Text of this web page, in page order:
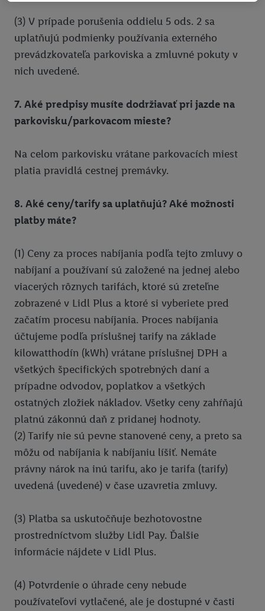
(3) V prípade porušenia oddielu 5 ods. 2 sa
uplatňujú podmienky používania externého
prevádzkovateľa parkoviska a zmluvné pokuty v
nich uvedené.
7. Aké predpisy musíte dodržiavať pri jazde na
parkovisku/parkovacom mieste?
Na celom parkovisku vrátane parkovacích miest
platia pravidlá cestnej premávky.
8. Aké ceny/tarify sa uplatňujú? Aké možnosti
platby máte?
(1) Ceny za proces nabíjania podľa tejto zmluvy o
nabíjaní a používaní sú založené na jednej alebo
viacerých rôznych tarifách, ktoré sú zreteľne
zobrazené v Lidl Plus a ktoré si vyberiete pred
začatím procesu nabíjania. Proces nabíjania
účtujeme podľa príslušnej tarify na základe
kilowatthodín (kWh) vrátane príslušnej DPH a
všetkých špecifických spotrebných daní a
prípadne odvodov, poplatkov a všetkých
ostatných zložiek nákladov. Všetky ceny zahŕňajú
platnú zákonnú daň z pridanej hodnoty.
(2) Tarify nie sú pevne stanovené ceny, a preto sa
môžu od nabíjania k nabíjaniu líšiť. Nemáte
právny nárok na inú tarifu, ako je tarifa (tarify)
uvedená (uvedené) v čase uzavretia zmluvy.
(3) Platba sa uskutočňuje bezhotovostne
prostredníctvom služby Lidl Pay. Ďalšie
informácie nájdete v Lidl Plus.
(4) Potvrdenie o úhrade ceny nebude
používateľovi vytlačené, ale je dostupné v časti
ktorú tam uvediete, aby sme vás mohli rozpoznať v službách
prevádzkovaných tretími stranami a zobrazovať vám
personalizovanú reklamu. Na tento účel môže byť vaša
zaheslovaná e-mailová adresa zlúčená aj s inými identifikátormi
alebo identifikátormi, ktoré vám spoločnosť Criteo SA pridelila.
reklamy na produkty, o ktoré ste prejavili záujem (napr.
vložením produktu do nákupného košíka v internetovom
rôznych zariadeniach a v rôznych službách spoločnosti Lidl ak
vám možno priradiť niekoľko koncových zariadení alebo
používanie viacerých služieb spoločnosti Lidl, pomocou vašej
identifikátorov/identifikátorov, ktoré má spoločnosť Criteo SA k
dispozícii.
ďalšie informácie o podmienkach spracúvania osobných
Kliknutím na možnosť "Odmietnuť" môžete povoliť iba
používanie potrebných technológií. Kliknutím na "Súhlasím
vyjadríte súhlas so spracúvaním na všetky vyššie uvedené účely.
Ďalšie informácie vrátane informácií o dobe uchovávania
údajov a Vašom práve kedykoľvek odvolať súhlas s účinnosťou
do budúcnosti nájdete v našich
zásadách ochrany osobných